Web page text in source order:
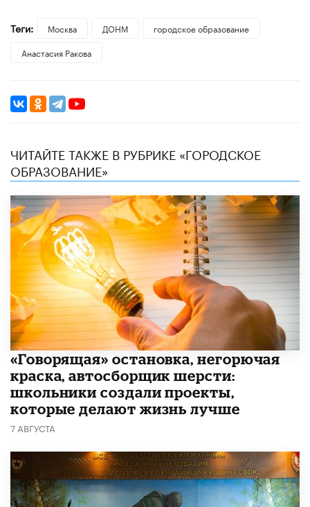
Теги: Москва ДОНМ
городское образование
Анастасия Ракова
ЧИТАЙТЕ ТАКЖЕ В РУБРИКЕ «ГОРОДСКОЕ
ОБРАЗОВАНИЕ»
​«Говорящая» остановка, негорючая
краска, автосборщик шерсти:
школьники создали проекты,
которые делают жизнь лучше
7 АВГУСТА